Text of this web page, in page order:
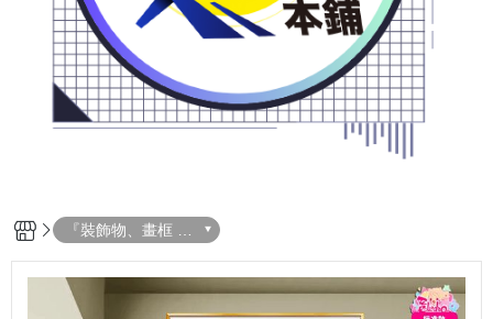
『裝飾物、畫框 -
每日新品』